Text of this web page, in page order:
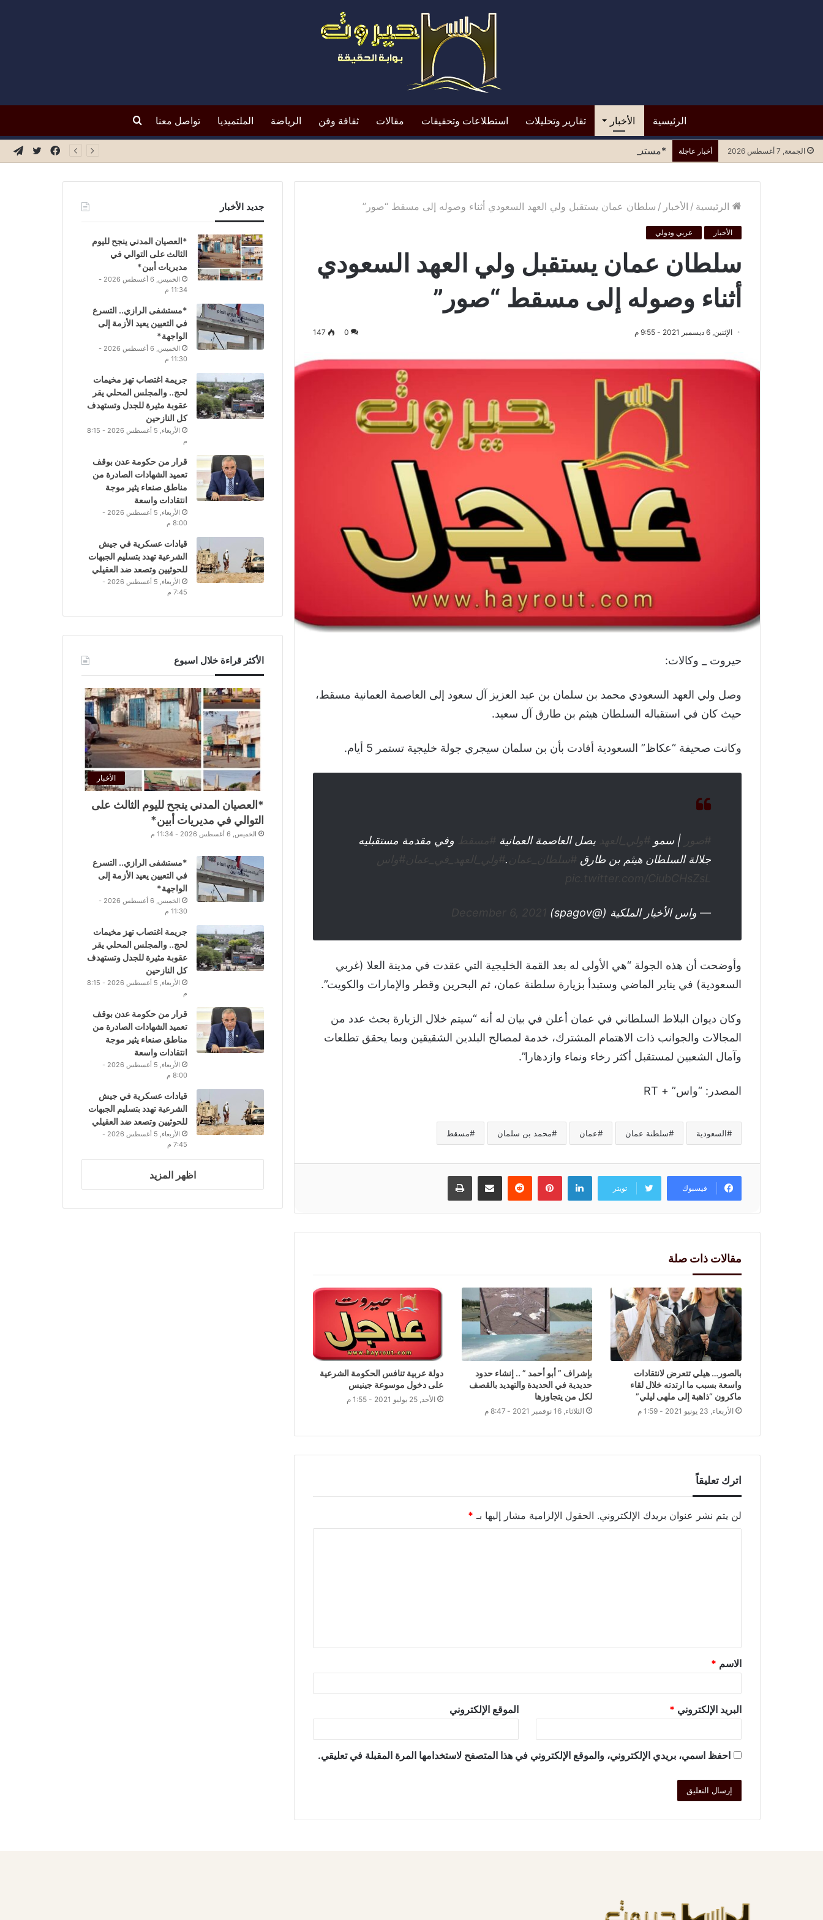
الرئيسية الأخبار تقارير وتحليلات استطلاعات وتحقيقات مقالات ثقافة وفن الرياضة الملتميديا تواصل معنا بحث
الجمعة, 7 أغسطس 2026 أخبار عاجلة *مستشفى الرازي.. التسرع في التعيين يعيد الأزمة إلى الواجهة* تويتر
فيسبوك
الرئيسية / الأخبار / سلطان عمان يستقبل ولي العهد السعودي أثناء وصوله إلى مسقط “صور”
الأخبار عربي ودولي
سلطان عمان يستقبل ولي العهد السعودي
أثناء وصوله إلى مسقط “صور”
الإثنين, 6 ديسمبر 2021 - 9:55 م 0
147
حيروت _ وكالات:
وصل ولي العهد السعودي محمد بن سلمان بن عبد العزيز آل سعود إلى العاصمة العمانية مسقط،
حيث كان في استقباله السلطان هيثم بن طارق آل سعيد.
وكانت صحيفة “عكاظ” السعودية أفادت بأن بن سلمان سيجري جولة خليجية تستمر 5 أيام.
#صور | سمو #ولي_العهد يصل العاصمة العمانية #مسقط وفي مقدمة مستقبليه
جلالة السلطان هيثم بن طارق #سلطان_عمان.#ولي_العهد_في_عمان#واس
pic.twitter.com/CiubCHsZsL
— واس الأخبار الملكية (@spagov) December 6, 2021
وأوضحت أن هذه الجولة “هي الأولى له بعد القمة الخليجية التي عقدت في مدينة العلا (غربي
السعودية) في يناير الماضي وستبدأ بزيارة سلطنة عمان، ثم البحرين وقطر والإمارات والكويت”.
وكان ديوان البلاط السلطاني في عمان أعلن في بيان له أنه “سيتم خلال الزيارة بحث عدد من
المجالات والجوانب ذات الاهتمام المشترك، خدمة لمصالح البلدين الشقيقين وبما يحقق تطلعات
وآمال الشعبين لمستقبل أكثر رخاء ونماء وازدهارا”.
المصدر: “واس” + RT
السعودية سلطنة عمان عمان محمد بن سلمان مسقط
فيسبوك تويتر
لينكدإنبينتيريست
‏Reddit مشاركة عبر البريد طباعة
مقالات ذات صلة
بالصور… هيلي تتعرض لانتقادات
واسعة بسبب ما ارتدته خلال لقاء
ماكرون “ذاهبة إلى ملهى ليلي”
الأربعاء, 23 يونيو 2021 - 1:59 م
بإشراف ” أبو أحمد ” .. إنشاء حدود
حديدية في الحديدة والتهديد بالقصف
لكل من يتجاوزها
الثلاثاء, 16 نوفمبر 2021 - 8:47 م
دولة عربية تنافس الحكومة الشرعية
على دخول موسوعة جينيس
الأحد, 25 يوليو 2021 - 1:55 م
اترك تعليقاً
لن يتم نشر عنوان بريدك الإلكتروني. الحقول الإلزامية مشار إليها بـ *
الاسم *
البريد الإلكتروني * الموقع الإلكتروني
احفظ اسمي، بريدي الإلكتروني، والموقع الإلكتروني في هذا المتصفح لاستخدامها المرة المقبلة في تعليقي.
جديد الأخبار
*العصيان المدني ينجح لليوم
الثالث على التوالي في
مديريات أبين*
الخميس, 6 أغسطس 2026 -
11:34 م
*مستشفى الرازي.. التسرع
في التعيين يعيد الأزمة إلى
الواجهة*
الخميس, 6 أغسطس 2026 -
11:30 م
جريمة اغتصاب تهز مخيمات
لحج.. والمجلس المحلي يقر
عقوبة مثيرة للجدل وتستهدف
كل النازحين
الأربعاء, 5 أغسطس 2026 - 8:15
م
قرار من حكومة عدن بوقف
تعميد الشهادات الصادرة من
مناطق صنعاء يثير موجة
انتقادات واسعة
الأربعاء, 5 أغسطس 2026 -
8:00 م
قيادات عسكرية في جيش
الشرعية تهدد بتسليم الجبهات
للحوثيين وتصعد ضد العقيلي
الأربعاء, 5 أغسطس 2026 -
7:45 م
الأكثر قراءة خلال اسبوع
الأخبار
*العصيان المدني ينجح لليوم الثالث على
التوالي في مديريات أبين*
الخميس, 6 أغسطس 2026 - 11:34 م
*مستشفى الرازي.. التسرع
في التعيين يعيد الأزمة إلى
الواجهة*
الخميس, 6 أغسطس 2026 -
11:30 م
جريمة اغتصاب تهز مخيمات
لحج.. والمجلس المحلي يقر
عقوبة مثيرة للجدل وتستهدف
كل النازحين
الأربعاء, 5 أغسطس 2026 - 8:15
م
قرار من حكومة عدن بوقف
تعميد الشهادات الصادرة من
مناطق صنعاء يثير موجة
انتقادات واسعة
الأربعاء, 5 أغسطس 2026 -
8:00 م
قيادات عسكرية في جيش
الشرعية تهدد بتسليم الجبهات
للحوثيين وتصعد ضد العقيلي
الأربعاء, 5 أغسطس 2026 -
7:45 م
اظهر المزيد